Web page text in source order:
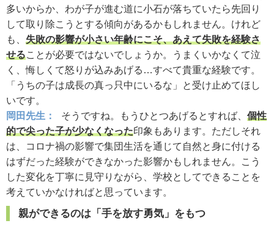
多いからか、わが子が進む道に小石が落ちていたら先回り
して取り除こうとする傾向があるかもしれません。けれど
も、 失敗の影響が小さい年齢にこそ、あえて失敗を経験さ
せることが必要ではないでしょうか。うまくいかなくて泣
く、悔しくて怒りが込みあげる…すべて貴重な経験です。
「うちの子は成長の真っ只中にいるな」と受け止めてほし
いです。
岡田先生：
そうですね。もうひとつあげるとすれば、 個性
的で尖った子が少なくなった印象もあります。ただしそれ
は、コロナ禍の影響で集団生活を通じて自然と身に付ける
はずだった経験ができなかった影響かもしれません。こう
した変化を丁寧に見守りながら、学校としてできることを
考えていかなければと思っています。
親ができるのは「手を放す勇気」をもつ